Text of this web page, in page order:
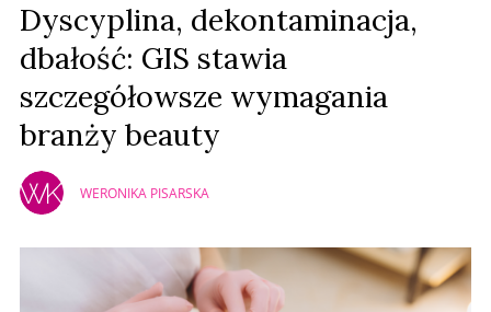
Dyscyplina, dekontaminacja,
dbałość: GIS stawia
szczegółowsze wymagania
branży beauty
WERONIKA PISARSKA